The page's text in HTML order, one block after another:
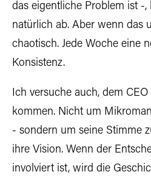
das eigentliche Problem ist -
natürlich ab. Aber wenn das
chaotisch. Jede Woche eine
Konsistenz.
Ich versuche auch, dem
kommen. Nicht um
- sondern um seine Stimme
ihre Vision. Wenn der
involviert ist, wird die